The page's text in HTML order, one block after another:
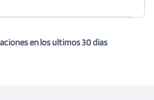
en los ultimos 30 días